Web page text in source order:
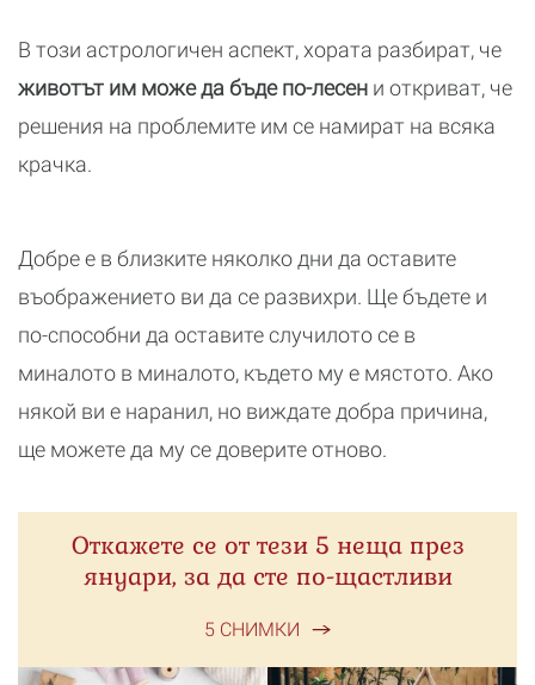
В този астрологичен аспект, хората разбират, че
животът им може да бъде по-лесен и откриват, че
решения на проблемите им се намират на всяка
крачка.
Добре е в близките няколко дни да оставите
въображението ви да се развихри. Ще бъдете и
по-способни да оставите случилото се в
миналото в миналото, където му е мястото. Ако
някой ви е наранил, но виждате добра причина,
ще можете да му се доверите отново.
Откажете се от тези 5 неща през
януари, за да сте по-щастливи
5 СНИМКИ